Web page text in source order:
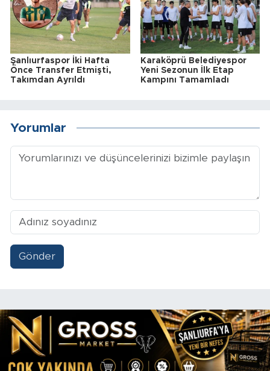
Şanlıurfaspor İki Hafta
Önce Transfer Etmişti,
Takımdan Ayrıldı
Karaköprü Belediyespor
Yeni Sezonun İlk Etap
Kampını Tamamladı
Yorumlar
Gönder